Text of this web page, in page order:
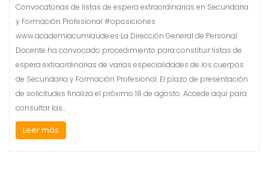
Convocatorias de listas de espera extraordinarias en Secundaria
y Formación Profesional #oposiciones
www.academiacumlaude.es La Dirección General de Personal
Docente ha convocado procedimiento para constituir listas de
espera extraordinarias de varias especialidades de los cuerpos
de Secundaria y Formación Profesional. El plazo de presentación
de solicitudes finaliza el próximo 18 de agosto. Accede aquí para
consultar las…
Leer más